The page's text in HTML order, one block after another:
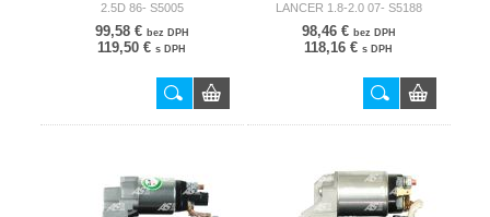
2.5D 86- S5005
99,58 € bez DPH
119,50 € s DPH
LANCER 1.8-2.0 07- S5188
98,46 € bez DPH
118,16 € s DPH